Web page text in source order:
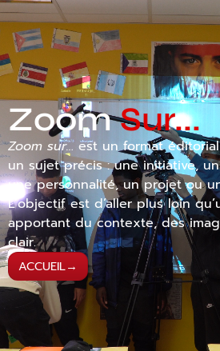
ZoomSur...
Zoom sur…est un format
un sujet précis : une initiative,
une personnalité, un projet ou
L’objectif est d’aller plus loin
apportant du contexte, des
clair.
ACCUEIL→